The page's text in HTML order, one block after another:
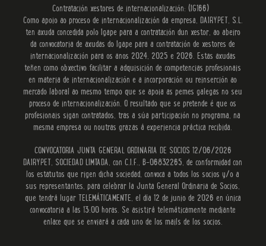
Contratación xestores de internacionalización: (IG166)
Como apoio ao proceso de internacionalización da empresa, DAIRYPET, S.L.
ten axuda concedida polo Igape para a contratación dun xestor, ao abeiro
da convocatoria de axudas do Igape para a contratación de xestores de
internacionalización para os anos 2024, 2025 e 2026. Estas axudas
teñen como obxectivo facilitar a adquisición de competencias profesionais
en materia de internacionalización e a incorporación ou reinserción ao
mercado laboral ao mesmo tempo que se apoia as pemes galegas no seu
proceso de internacionalización. O resultado que se pretende é que os
profesionais sigan contratados, tras a súa participación no programa, na
mesma empresa ou noutras grazas á experiencia práctica recibida.
CONVOCATORIA JUNTA GENERAL ORDINARIA DE SOCIOS 12/06/2026
DAIRYPET, SOCIEDAD LIMTADA, con C.I.F., B-06832265, de conformidad con
los estatutos que rigen dicha sociedad, convoca a todos los socios y/o a
sus representantes, para celebrar la Junta General Ordinaria de Socios,
que tendrá lugar TELEMÁTICAMENTE, el día 12 de junio de 2026 en única
convocatoria a las 13:00 horas. Se asistirá telemáticamente mediante
enlace que se enviará a cada uno de los mails de los socios.